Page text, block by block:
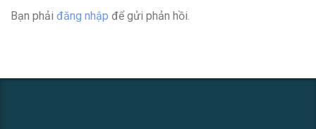
Bạn phải đăng nhập để gửi phản hồi.